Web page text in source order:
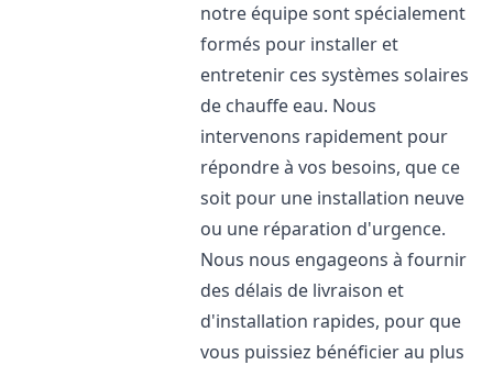
notre équipe sont spécialement
formés pour installer et
entretenir ces systèmes solaires
de chauffe eau. Nous
intervenons rapidement pour
répondre à vos besoins, que ce
soit pour une installation neuve
ou une réparation d'urgence.
Nous nous engageons à fournir
des délais de livraison et
d'installation rapides, pour que
vous puissiez bénéficier au plus